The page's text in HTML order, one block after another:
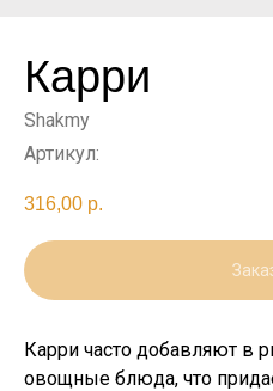
Карри
Shakmy
Артикул:
316,00 р.
Карри часто добавляют в
овощные блюда, что